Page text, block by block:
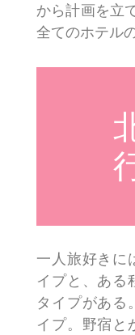
から計画を立
全てのホテル
一人旅好きに
イプと、ある
タイプがある
イプ。野宿と